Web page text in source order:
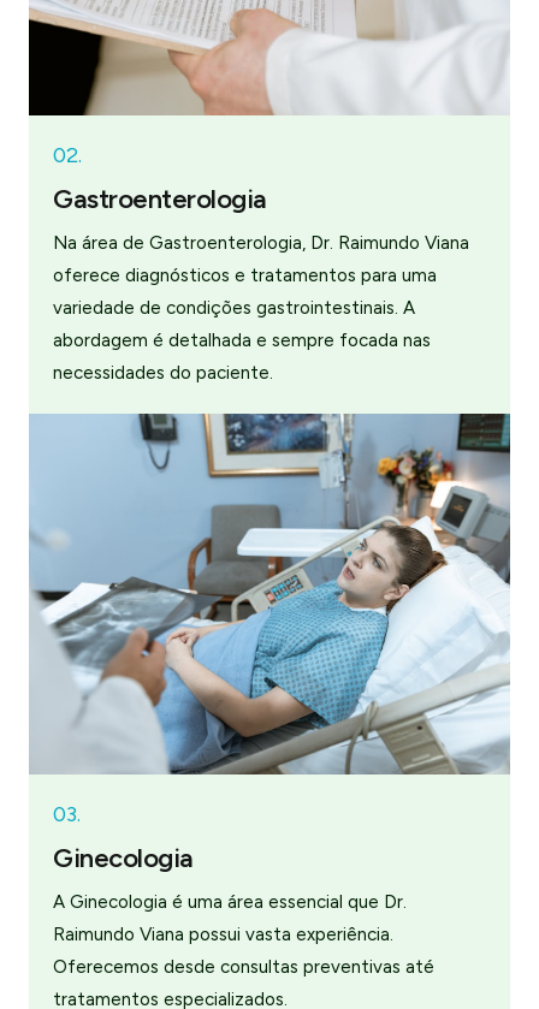
02.
Gastroenterologia
Na área de Gastroenterologia, Dr. Raimundo Viana
oferece diagnósticos e tratamentos para uma
variedade de condições gastrointestinais. A
abordagem é detalhada e sempre focada nas
necessidades do paciente.
03.
Ginecologia
A Ginecologia é uma área essencial que Dr.
Raimundo Viana possui vasta experiência.
Oferecemos desde consultas preventivas até
tratamentos especializados.